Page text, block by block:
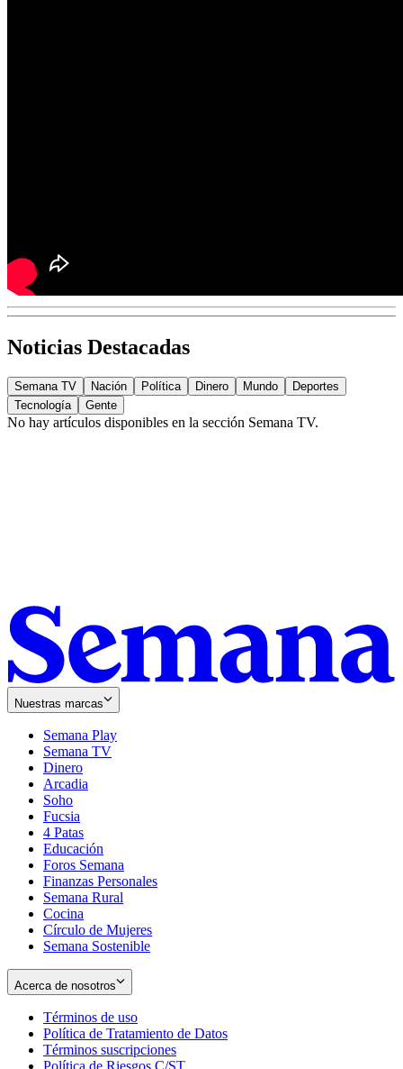
Noticias Destacadas
Semana TV Nación Política Dinero Mundo
Deportes
Tecnología
Gente
No hay artículos disponibles en la sección Semana TV.
Nuestras marcas
Semana Play
Semana TV
Dinero
Arcadia
Soho
in
new
window
Fucsia
in
new
window
4 Patas
Educación
Foros Semana
Finanzas Personales
Semana Rural
Cocina
Círculo de Mujeres
Semana Sostenible
Acerca de nosotros
Términos de uso
in
new
window
Política de Tratamiento de Datos
Términos suscripciones
in
Política de Riesgos C/ST